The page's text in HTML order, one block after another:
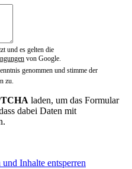
und es gelten die
von Google.
genommen und stimme der
zu.
laden, um das Formular
dabei Daten mit
Inhalte entsperren